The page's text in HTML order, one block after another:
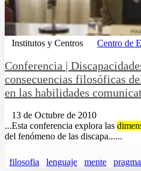
Institutos y Centros Centro de
Conferencia |
consecuencias filosóficas
en las habilidades
13 de Octubre de 2010
...Esta conferencia explora las
del fenómeno de las discapa......
filosofia lenguaje mente